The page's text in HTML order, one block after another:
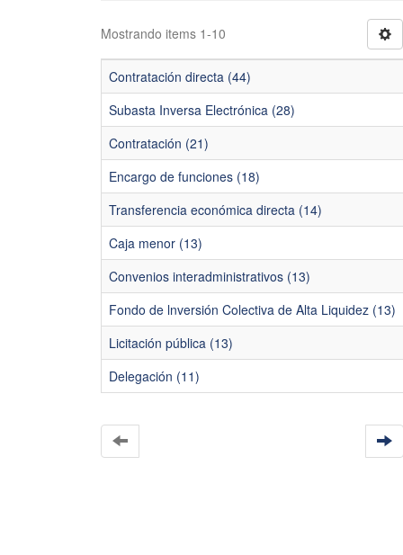
Mostrando items 1-10
Contratación directa (44)
Subasta Inversa Electrónica (28)
Contratación (21)
Encargo de funciones (18)
Transferencia económica directa (14)
Caja menor (13)
Convenios interadministrativos (13)
Fondo de lnversión Colectiva de Alta Liquidez (13)
Licitación pública (13)
Delegación (11)